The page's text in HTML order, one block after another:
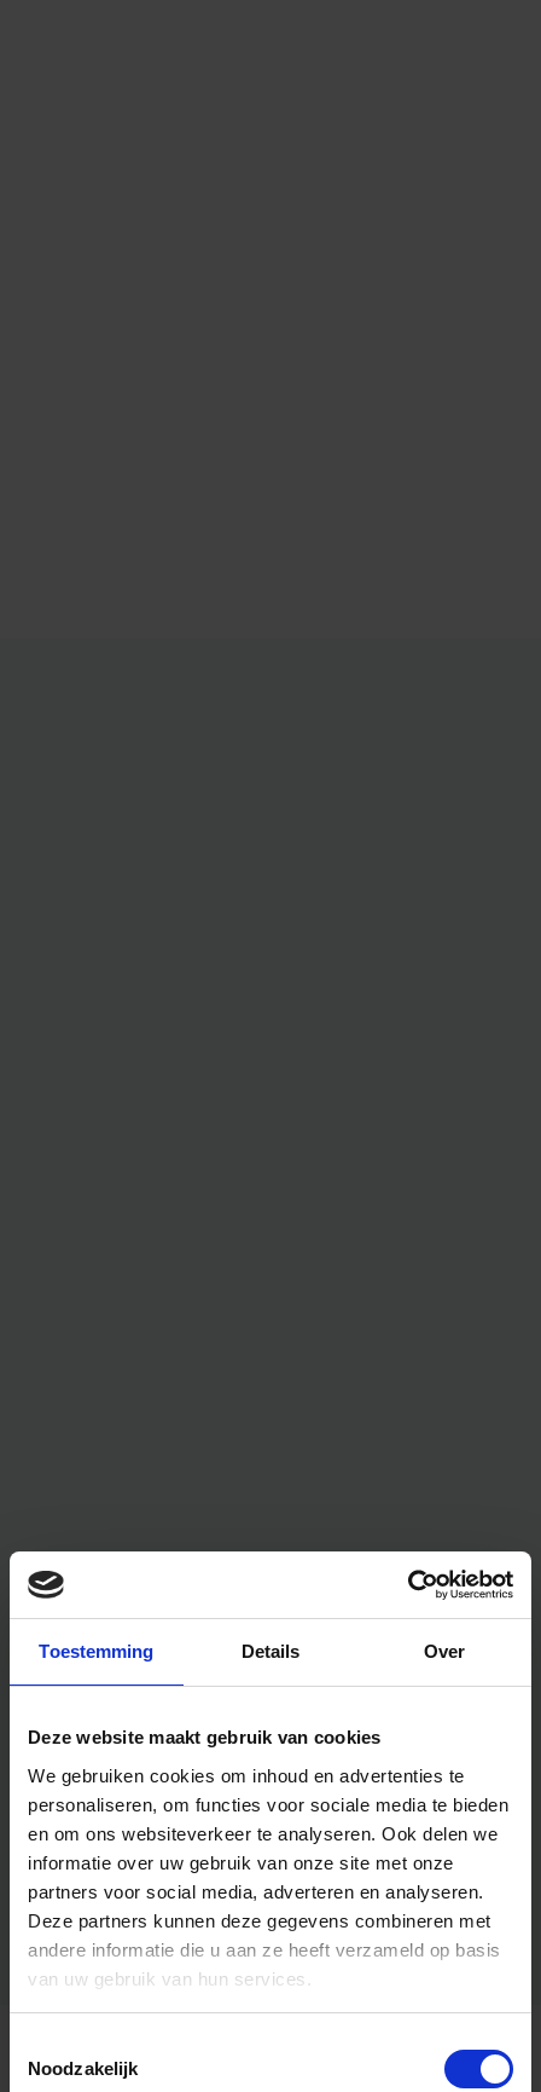
Toestemming Details Over
Deze website maakt gebruik van cookies
We gebruiken cookies om inhoud en advertenties te
personaliseren, om functies voor sociale media te bieden
en om ons websiteverkeer te analyseren. Ook delen we
informatie over uw gebruik van onze site met onze
partners voor social media, adverteren en analyseren.
Deze partners kunnen deze gegevens combineren met
andere informatie die u aan ze heeft verzameld op basis
van uw gebruik van hun services.
Noodzakelijk
Algemene informatie